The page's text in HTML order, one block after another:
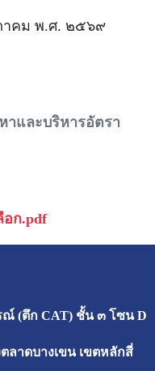
าคม พ.ศ. ๒๕๖๙
าและบริหารอัตรา
อก.pdf
(ตึก CAT) ชั้น ๓ โซน D
ลาดบางเขน เขตหลักสี่